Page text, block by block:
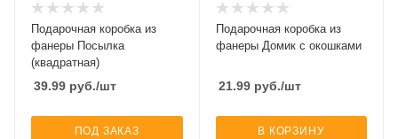
Подарочная коробка из
фанеры Посылка
(квадратная)
39.99 руб./шт
ПОД ЗАКАЗ
Подарочная коробка из
фанеры Домик с окошками
21.99руб./шт
В КОРЗИНУ